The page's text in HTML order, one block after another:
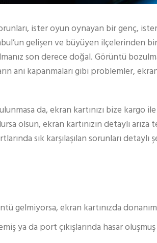
ister oyun oynayan bir genç,
gelişen ve büyüyen ilçelerinden
son derece doğal. Görüntü
ani kapanmaları gibi problemler,
da, ekran kartınızı bize kargo
olsun, ekran kartınızın detaylı
sık karşılaşılan sorunları
gelmiyorsa, ekran kartınızda
ya da port çıkışlarında hasar